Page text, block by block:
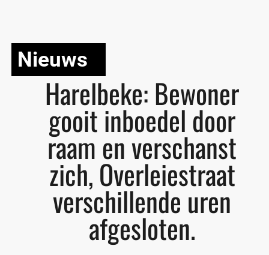
Nieuws
Harelbeke: Bewoner
gooit inboedel door
raam en verschanst
zich, Overleiestraat
verschillende uren
afgesloten.